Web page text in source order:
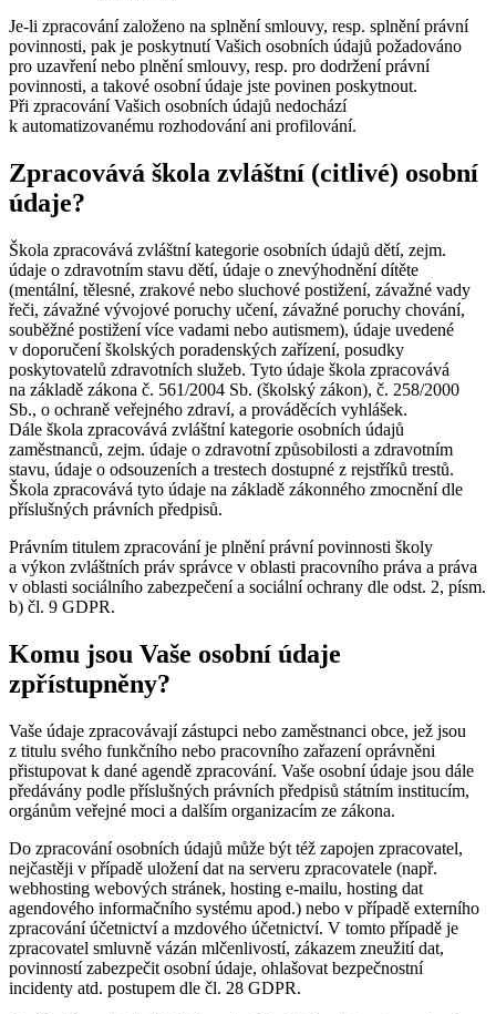
Je-li zpracování založeno na splnění smlouvy, resp. splnění právní
povinnosti, pak je poskytnutí Vašich osobních údajů požadováno
pro uzavření nebo plnění smlouvy, resp. pro dodržení právní
povinnosti, a takové osobní údaje jste povinen poskytnout.
Při zpracování Vašich osobních údajů nedochází
k automatizovanému rozhodování ani profilování.
Zpracovává škola zvláštní (citlivé) osobní
údaje?
Škola zpracovává zvláštní kategorie osobních údajů dětí, zejm.
údaje o zdravotním stavu dětí, údaje o znevýhodnění dítěte
(mentální, tělesné, zrakové nebo sluchové postižení, závažné vady
řeči, závažné vývojové poruchy učení, závažné poruchy chování,
souběžné postižení více vadami nebo autismem), údaje uvedené
v doporučení školských poradenských zařízení, posudky
poskytovatelů zdravotních služeb. Tyto údaje škola zpracovává
na základě zákona č. 561/2004 Sb. (školský zákon), č. 258/2000
Sb., o ochraně veřejného zdraví, a prováděcích vyhlášek.
Dále škola zpracovává zvláštní kategorie osobních údajů
zaměstnanců, zejm. údaje o zdravotní způsobilosti a zdravotním
stavu, údaje o odsouzeních a trestech dostupné z rejstříků trestů.
Škola zpracovává tyto údaje na základě zákonného zmocnění dle
příslušných právních předpisů.
Právním titulem zpracování je plnění právní povinnosti školy
a výkon zvláštních práv správce v oblasti pracovního práva a práva
v oblasti sociálního zabezpečení a sociální ochrany dle odst. 2, písm.
b) čl. 9 GDPR.
Komu jsou Vaše osobní údaje
zpřístupněny?
Vaše údaje zpracovávají zástupci nebo zaměstnanci obce, jež jsou
z titulu svého funkčního nebo pracovního zařazení oprávněni
přistupovat k dané agendě zpracování. Vaše osobní údaje jsou dále
předávány podle příslušných právních předpisů státním institucím,
orgánům veřejné moci a dalším organizacím ze zákona.
Do zpracování osobních údajů může být též zapojen zpracovatel,
nejčastěji v případě uložení dat na serveru zpracovatele (např.
webhosting webových stránek, hosting e-mailu, hosting dat
agendového informačního systému apod.) nebo v případě externího
zpracování účetnictví a mzdového účetnictví. V tomto případě je
zpracovatel smluvně vázán mlčenlivostí, zákazem zneužití dat,
povinností zabezpečit osobní údaje, ohlašovat bezpečnostní
incidenty atd. postupem dle čl. 28 GDPR.